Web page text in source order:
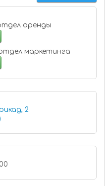
(3952) 43-23-23 отдел аренды
(3952) 43-19-90 отдел маркетинга
2